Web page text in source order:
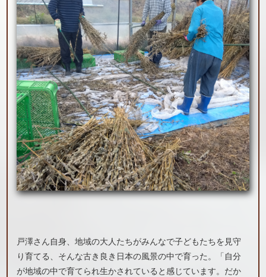
戸澤さん自身、地域の大人たちがみんなで子どもたちを見守
り育てる、そんな古き良き日本の風景の中で育った。「自分
が地域の中で育てられ生かされていると感じています。だか